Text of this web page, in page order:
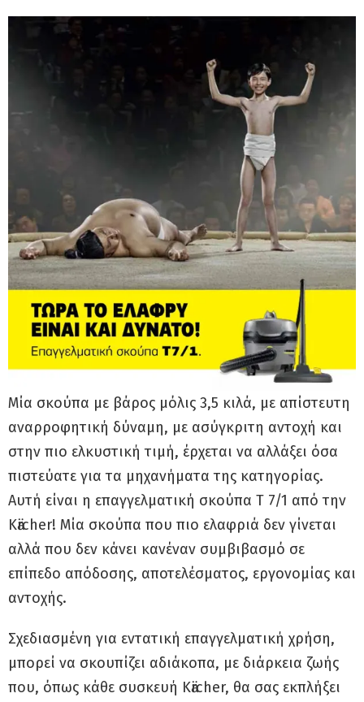
Μία σκούπα με βάρος μόλις 3,5 κιλά, με απίστευτη
αναρροφητική δύναμη, με ασύγκριτη αντοχή και
στην πιο ελκυστική τιμή, έρχεται να αλλάξει όσα
πιστεύατε για τα μηχανήματα της κατηγορίας.
Αυτή είναι η επαγγελματική σκούπα T 7/1 από την
Kӓrcher! Μία σκούπα που πιο ελαφριά δεν γίνεται
αλλά που δεν κάνει κανέναν συμβιβασμό σε
επίπεδο απόδοσης, αποτελέσματος, εργονομίας και
αντοχής.
Σχεδιασμένη για εντατική επαγγελματική χρήση,
μπορεί να σκουπίζει αδιάκοπα, με διάρκεια ζωής
που, όπως κάθε συσκευή Kӓrcher, θα σας εκπλήξει